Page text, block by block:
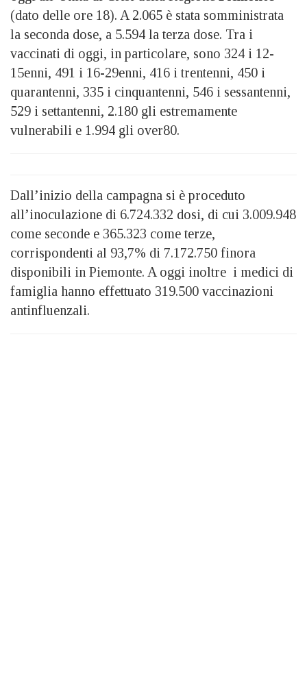
(dato delle ore 18). A 2.065 è stata somministrata
la seconda dose, a 5.594 la terza dose. Tra i
vaccinati di oggi, in particolare, sono 324 i 12-
15enni, 491 i 16-29enni, 416 i trentenni, 450 i
quarantenni, 335 i cinquantenni, 546 i sessantenni,
529 i settantenni, 2.180 gli estremamente
vulnerabili e 1.994 gli over80.
Dall’inizio della campagna si è proceduto
all’inoculazione di 6.724.332 dosi, di cui 3.009.948
come seconde e 365.323 come terze,
corrispondenti al 93,7% di 7.172.750 finora
disponibili in Piemonte. A oggi inoltre i medici di
famiglia hanno effettuato 319.500 vaccinazioni
antinfluenzali.